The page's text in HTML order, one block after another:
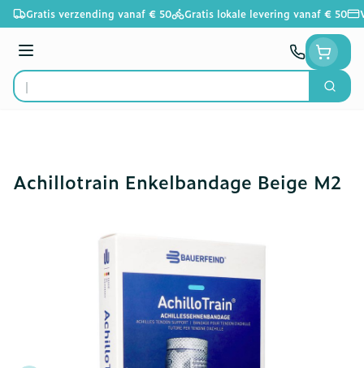
Ga naar de inhoud
Gratis verzending vanaf € 50 Gratis lokale levering vanaf € 50
Menu
Product, merk, categorie...
Zoek
Achillotrain Enkelbandage Beige M2